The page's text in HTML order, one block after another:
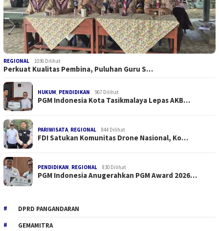
REGIONAL 1036 Dilihat
Perkuat Kualitas Pembina, Puluhan Guru S…
HUKUM, PENDIDIKAN 967 Dilihat
PGM Indonesia Kota Tasikmalaya Lepas AKB…
PARIWISATA, REGIONAL 844 Dilihat
FDI Satukan Komunitas Drone Nasional, Ko…
PENDIDIKAN, REGIONAL 830 Dilihat
PGM Indonesia Anugerahkan PGM Award 2026…
DPRD PANGANDARAN
GEMAMITRA